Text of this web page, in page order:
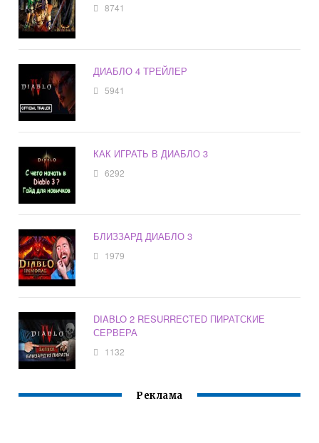
8741
ДИАБЛО 4 ТРЕЙЛЕР
5941
КАК ИГРАТЬ В ДИАБЛО 3
6292
БЛИЗЗАРД ДИАБЛО 3
1979
DIABLO 2 RESURRECTED ПИРАТСКИЕ
СЕРВЕРА
1132
Реклама